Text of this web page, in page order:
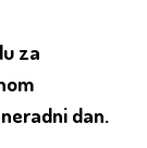
za
dan.